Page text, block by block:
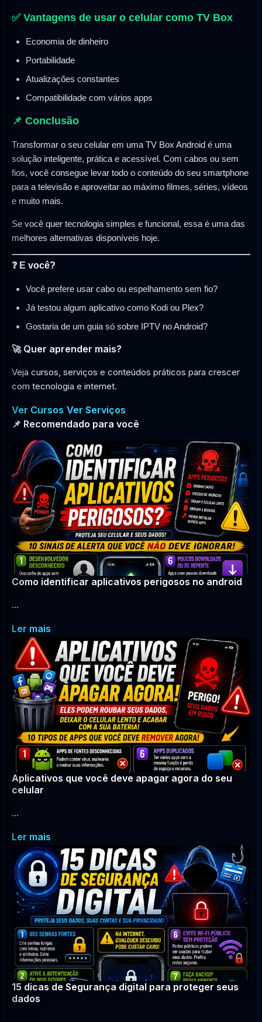
✅ Vantagens de usar o celular como TV Box
Economia de dinheiro
Portabilidade
Atualizações constantes
Compatibilidade com vários apps
📌 Conclusão
Transformar o seu celular em uma TV Box Android é uma
solução inteligente, prática e acessível. Com cabos ou sem
fios, você consegue levar todo o conteúdo do seu smartphone
para a televisão e aproveitar ao máximo filmes, séries, vídeos
e muito mais.
Se você quer tecnologia simples e funcional, essa é uma das
melhores alternativas disponíveis hoje.
❓ E você?
Você prefere usar cabo ou espelhamento sem fio?
Já testou algum aplicativo como Kodi ou Plex?
Gostaria de um guia só sobre IPTV no Android?
🚀 Quer aprender mais?
Veja cursos, serviços e conteúdos práticos para crescer
com tecnologia e internet.
Ver Cursos Ver Serviços
📌 Recomendado para você
Como identificar aplicativos perigosos no android
...
Ler mais
Aplicativos que você deve apagar agora do seu
celular
...
Ler mais
15 dicas de Segurança digital para proteger seus
dados